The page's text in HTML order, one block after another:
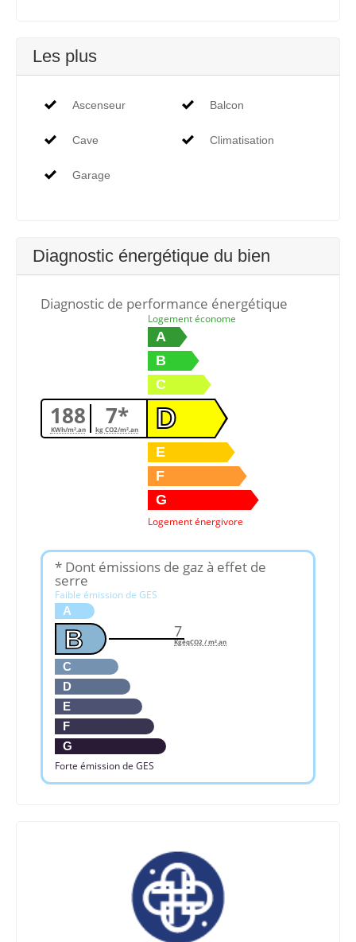
Les plus
Ascenseur Balcon
Cave Climatisation
Garage
Diagnostic énergétique du bien
Diagnostic de performance énergétique
188
KWh/m².an 7*
kg CO2/m².an
Logement économe
A
B
C
D
E
F
G
Logement énergivore
* Dont émissions de gaz à effet de
serre
Faible émission de GES
A
B
C
D
E
F
G
Forte émission de GES
7
KgéqCO2 / m².an